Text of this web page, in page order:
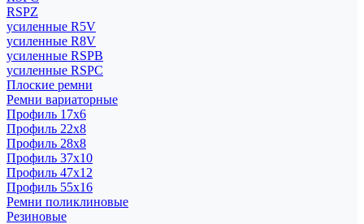
RSPZ
усиленные R5V
усиленные R8V
усиленные RSPB
усиленные RSPC
Плоские ремни
Ремни вариаторные
Профиль 17x6
Профиль 22x8
Профиль 28x8
Профиль 37x10
Профиль 47x12
Профиль 55x16
Ремни поликлиновые
Резиновые